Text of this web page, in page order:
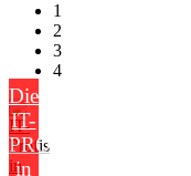
1
2
3
4
Die
IT-
PROFIS
in